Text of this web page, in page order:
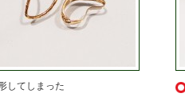
してしまった